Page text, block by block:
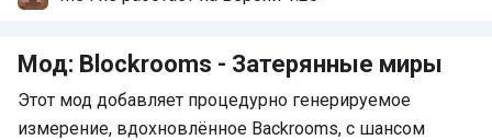
Мод: Blockrooms - Затерянные миры
Этот мод добавляет процедурно генерируемое
измерение, вдохновлённое Backrooms, с шансом